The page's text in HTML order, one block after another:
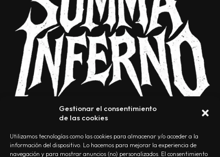
Gestionar el consentimiento
de las cookies
Utilizamos tecnologías como las cookies para almacenar y/o acceder a la
información del dispositivo. Lo hacemos para mejorar la experiencia de
navegación y para mostrar anuncios (no) personalizados. El consentimiento